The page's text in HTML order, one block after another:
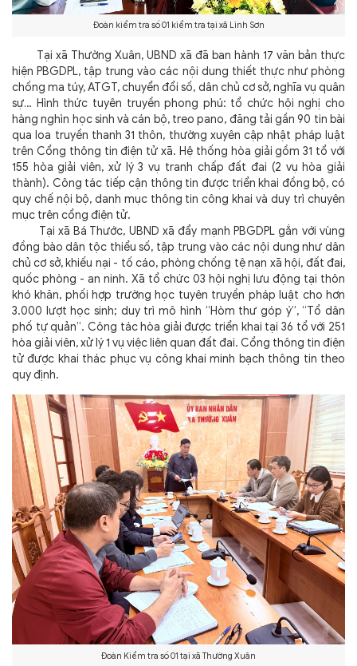
Đoàn kiểm tra số 01 kiểm tra tại xã Linh Sơn
Tại xã Thường Xuân, UBND xã đã ban hành 17 văn bản thực
hiện PBGDPL, tập trung vào các nội dung thiết thực như phòng
chống ma túy, ATGT, chuyển đổi số, dân chủ cơ sở, nghĩa vụ quân
sự… Hình thức tuyên truyền phong phú: tổ chức hội nghị cho
hàng nghìn học sinh và cán bộ, treo pano, đăng tải gần 90 tin bài
qua loa truyền thanh 31 thôn, thường xuyên cập nhật pháp luật
trên Cổng thông tin điện tử xã. Hệ thống hòa giải gồm 31 tổ với
155 hòa giải viên, xử lý 3 vụ tranh chấp đất đai (2 vụ hòa giải
thành). Công tác tiếp cận thông tin được triển khai đồng bộ, có
quy chế nội bộ, danh mục thông tin công khai và duy trì chuyên
mục trên cổng điện tử.
Tại xã Bá Thước, UBND xã đẩy mạnh PBGDPL gắn với vùng
đồng bào dân tộc thiểu số, tập trung vào các nội dung như dân
chủ cơ sở, khiếu nại - tố cáo, phòng chống tệ nạn xã hội, đất đai,
quốc phòng - an ninh. Xã tổ chức 03 hội nghị lưu động tại thôn
khó khăn, phối hợp trường học tuyên truyền pháp luật cho hơn
3.000 lượt học sinh; duy trì mô hình “Hòm thư góp ý”, “Tổ dân
phố tự quản”. Công tác hòa giải được triển khai tại 36 tổ với 251
hòa giải viên, xử lý 1 vụ việc liên quan đất đai. Cổng thông tin điện
tử được khai thác phục vụ công khai minh bạch thông tin theo
quy định.
Đoàn Kiểm tra số 01 tại xã Thường Xuân